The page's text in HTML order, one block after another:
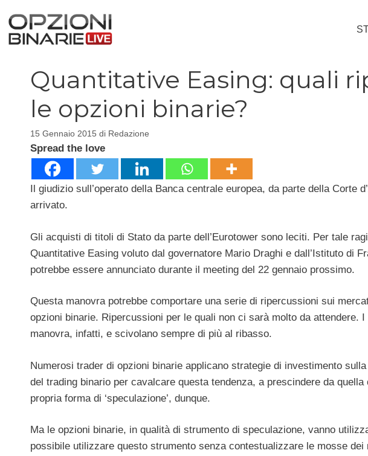
contenuto
Quantitative Easing: quali
le opzioni binarie?
15 Gennaio 2015 di Redazione
Spread the love
Il giudizio sull’operato della Banca centrale europea, da parte della Corte
arrivato.
Gli acquisti di titoli di Stato da parte dell’Eurotower sono leciti. Per tale
Quantitative Easing voluto dal governatore Mario Draghi e dall’Istituto di
potrebbe essere annunciato durante il meeting del 22 gennaio prossimo.
Questa manovra potrebbe comportare una serie di ripercussioni sui
opzioni binarie. Ripercussioni per le quali non ci sarà molto da attendere.
manovra, infatti, e scivolano sempre di più al ribasso.
Numerosi trader di opzioni binarie applicano strategie di investimento
del trading binario per cavalcare questa tendenza, a prescindere da
propria forma di ‘speculazione’, dunque.
Ma le opzioni binarie, in qualità di strumento di speculazione, vanno
possibile utilizzare questo strumento senza contestualizzare le mosse